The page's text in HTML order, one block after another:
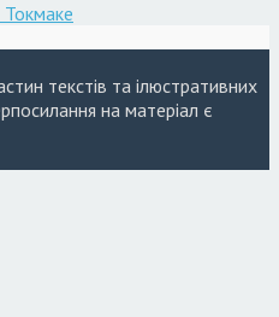
текстів та ілюстративних
на матеріал є